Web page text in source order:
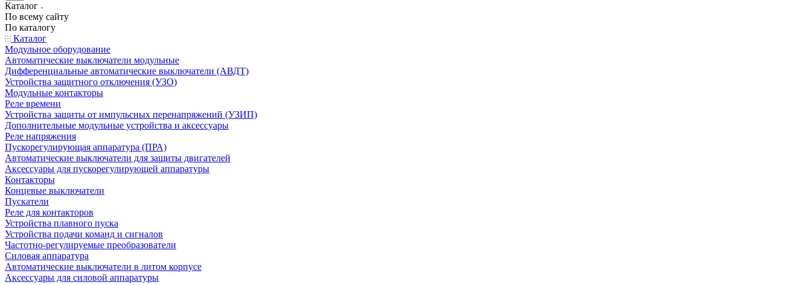
Каталог
По всему сайту
По каталогу
Каталог
Модульное оборудование
Автоматические выключатели модульные
Дифференциальные автоматические выключатели (АВДТ)
Устройства защитного отключения (УЗО)
Модульные контакторы
Реле времени
Устройства защиты от импульсных перенапряжений (УЗИП)
Дополнительные модульные устройства и аксессуары
Реле напряжения
Пускорегулирующая аппаратура (ПРА)
Автоматические выключатели для защиты двигателей
Аксессуары для пускорегулирующей аппаратуры
Контакторы
Концевые выключатели
Пускатели
Реле для контакторов
Устройства плавного пуска
Устройства подачи команд и сигналов
Частотно-регулируемые преобразователи
Силовая аппаратура
Автоматические выключатели в литом корпусе
Аксессуары для силовой аппаратуры